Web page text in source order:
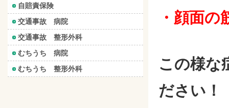
・顔面
この様な
ださい！
自賠責保険
交通事故 病院
交通事故 整形外科
むちうち 病院
むちうち 整形外科